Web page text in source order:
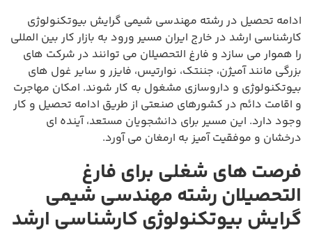
ادامه تحصیل در رشته مهندسی شیمی گرایش بیوتکنولوژی
کارشناسی ارشد در خارج ایران مسیر ورود به بازار کار بین المللی
را هموار می سازد و فارغ التحصیلان می توانند در شرکت های
بزرگی مانند آمیژن، جننتک، نوارتیس، فایزر و سایر غول های
بیوتکنولوژی و داروسازی مشغول به کار شوند. امکان مهاجرت
و اقامت دائم در کشورهای صنعتی از طریق ادامه تحصیل و کار
وجود دارد. این مسیر برای دانشجویان مستعد، آینده ای
درخشان و موفقیت آمیز به ارمغان می آورد.
فرصت های شغلی برای فارغ
التحصیلان رشته مهندسی شیمی
گرایش بیوتکنولوژی کارشناسی ارشد